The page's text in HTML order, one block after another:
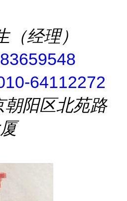
（经理）
64112272
朝阳区北苑路